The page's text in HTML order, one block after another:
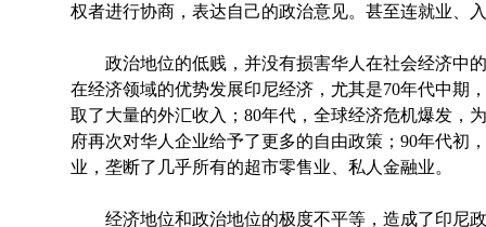
权者进行协商，表达自己的政治意见。甚至连就业、
政治地位的低贱，并没有损害华人在社会经济中的
在经济领域的优势发展印尼经济，尤其是70年代中期
取了大量的外汇收入；80年代，全球经济危机爆发，
府再次对华人企业给予了更多的自由政策；90年代初
业，垄断了几乎所有的超市零售业、私人金融业。
经济地位和政治地位的极度不平等，造成了印尼政